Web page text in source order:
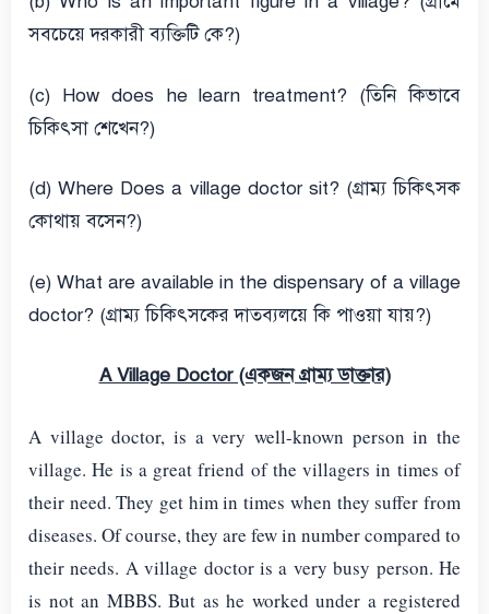
সবচেয়ে দরকারী ব্যক্তিটি কে?)
(c) How does he learn treatment? (তিনি কিভাবে
চিকিৎসা শেখেন?)
(d) Where Does a village doctor sit? (গ্রাম্য চিকিৎসক
কোথায় বসেন?)
(e) What are available in the dispensary of a village
doctor? (গ্রাম্য চিকিৎসকের দাতব্যলয়ে কি পাওয়া যায়?)
A Village Doctor (একজন গ্রাম্য ডাক্তার)
A village doctor, is a very well-known person in the
village. He is a great friend of the villagers in times of
their need. They get him in times when they suffer from
diseases. Of course, they are few in number compared to
their needs. A village doctor is a very busy person. He
is not an MBBS. But as he worked under a registered